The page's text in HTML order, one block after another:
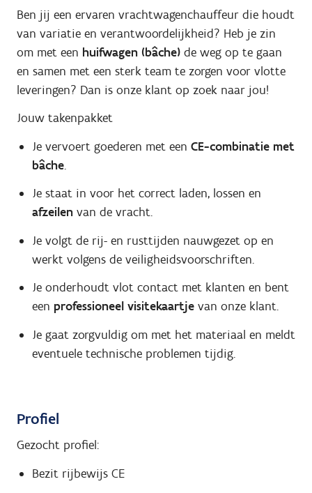
Ben jij een ervaren vrachtwagenchauffeur die houdt
van variatie en verantwoordelijkheid? Heb je zin
om met een huifwagen (bâche) de weg op te gaan
en samen met een sterk team te zorgen voor vlotte
leveringen? Dan is onze klant op zoek naar jou!
Jouw takenpakket
Je vervoert goederen met een CE-combinatie met
bâche.
Je staat in voor het correct laden, lossen en
afzeilenvan de vracht.
Je volgt de rij- en rusttijden nauwgezet op en
werkt volgens de veiligheidsvoorschriften.
Je onderhoudt vlot contact met klanten en bent
een professioneel visitekaartjevan onze klant.
Je gaat zorgvuldig om met het materiaal en meldt
eventuele technische problemen tijdig.
Profiel
Gezocht profiel:
Bezit rijbewijs CE